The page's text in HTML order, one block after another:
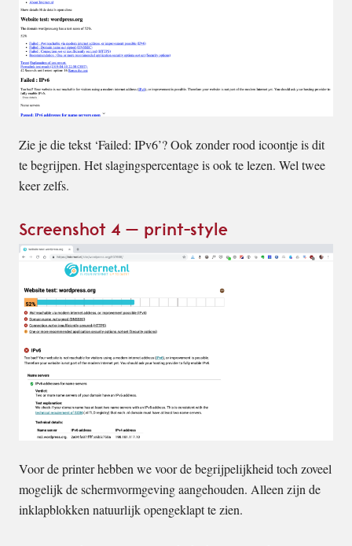
Zie je die tekst ‘Failed: IPv6’? Ook zonder rood icoontje is dit
te begrijpen. Het slagingspercentage is ook te lezen. Wel twee
keer zelfs.
Screenshot 4 – print-style
Voor de printer hebben we voor de begrijpelijkheid toch zoveel
mogelijk de schermvormgeving aangehouden. Alleen zijn de
inklapblokken natuurlijk opengeklapt te zien.